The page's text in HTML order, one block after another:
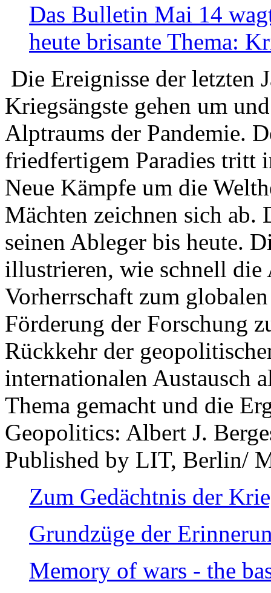
Das Bulletin Mai 14
heute brisante Thema:
Die Ereignisse der letzten
Kriegsängste gehen um
Alptraums der Pandemie.
friedfertigem Paradies tritt
Neue Kämpfe um die
Mächten zeichnen sich
seinen Ableger bis heute.
illustrieren, wie schnell die
Vorherrschaft zum
Förderung der Forschung
Rückkehr der
internationalen Austausch
Thema gemacht und die
Geopolitics: Albert J.
Published by LIT, Berlin/
Zum Gedächtnis der
Grundzüge der
Memory of wars - the